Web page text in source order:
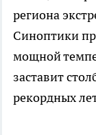
региона
Синоптики
мощной
заставит
рекордных